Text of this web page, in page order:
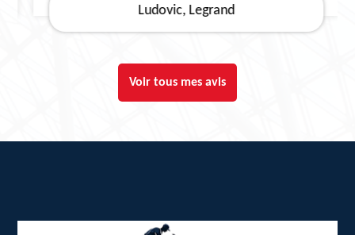
Ludovic, Legrand
Voir tous mes avis